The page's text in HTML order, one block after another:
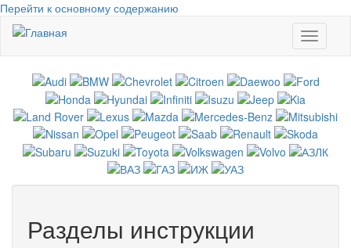
Перейти к основному содержанию
Toggle
Разделы инструкции